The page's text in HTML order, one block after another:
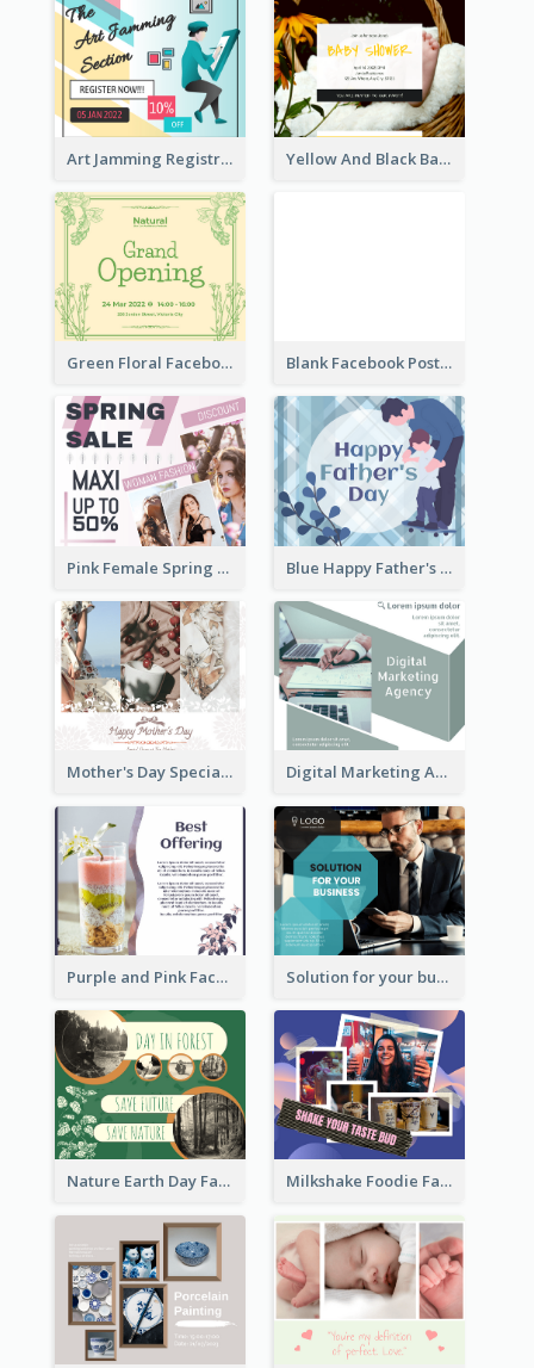
Art Jamming Registration Facebook Post Yellow And Black Baby Shower Facebook Post
Green Floral Facebook Post About Grand Opening Blank Facebook Post
Pink Female Spring Fashion Facebook Post Design Blue Happy Father's Day Facebook Post
Mother's Day Special Sale Orange Facebook Post Digital Marketing Agency Green Facebook Post
Purple and Pink Facebook Post Solution for your business Facebook Post
Nature Earth Day Facebook Post Milkshake Foodie Facebook Post